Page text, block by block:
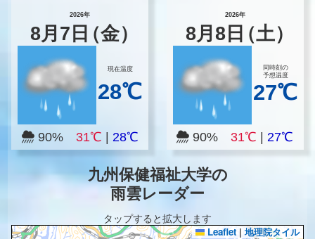
2026年
8月 7 日（金）
現在温度
28℃
90% 31℃ 28℃
2026年
8月8 日（土）
同時刻の
予想温度
27℃
90%31℃ |27℃
九州保健福祉大学の
雨雲レーダー
タップすると拡大します
Leaflet | 地理院タイル